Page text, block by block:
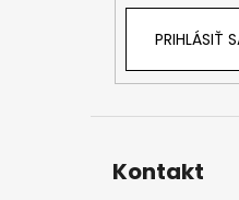
PRIHLÁSIŤ
Kontakt